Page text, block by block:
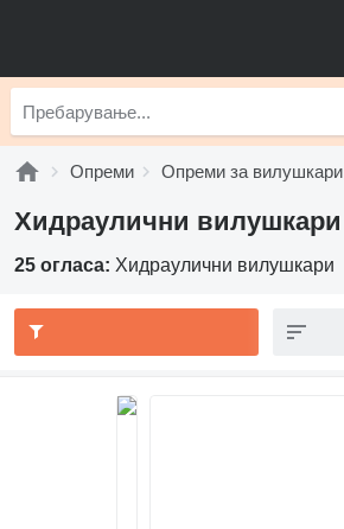
Опреми Опреми за вилушкари
Хидраулични вилушкари
25 огласа: Хидраулични вилушкари